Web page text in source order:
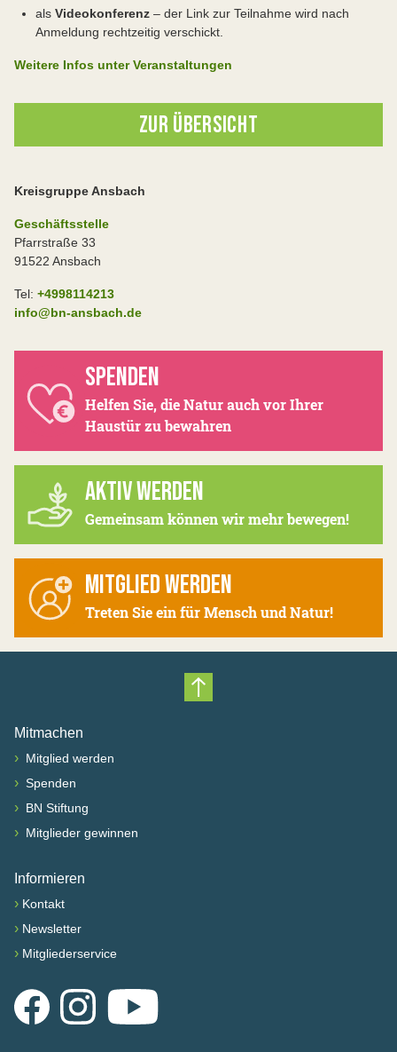
als Videokonferenz – der Link zur Teilnahme wird nach
Anmeldung rechtzeitig verschickt.
Weitere Infos unter Veranstaltungen
ZUR ÜBERSICHT
Kreisgruppe Ansbach
Geschäftsstelle
Pfarrstraße 33
91522 Ansbach
Tel: +4998114213
info@bn-ansbach.de
SPENDEN
Helfen Sie, die Natur auch vor Ihrer
Haustür zu bewahren
AKTIV WERDEN
Gemeinsam können wir mehr bewegen!
MITGLIED WERDEN
Treten Sie ein für Mensch und Natur!
Nach oben scrollen
Mitmachen
› Mitglied werden
› Spenden
› BN Stiftung
› Mitglieder gewinnen
Informieren
› Kontakt
› Newsletter
› Mitgliederservice
FacebookInstagramYouTube